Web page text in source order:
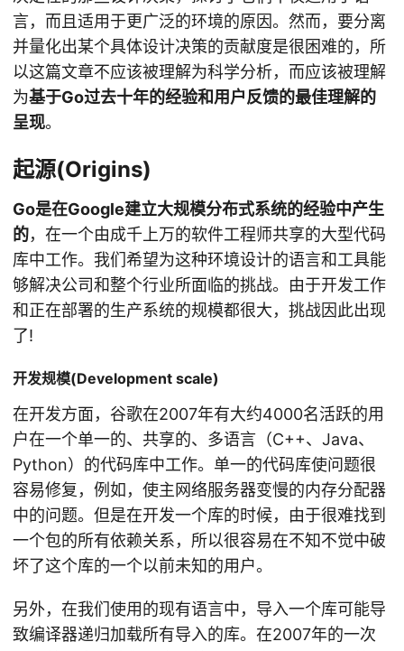
言，而且适用于更广泛的环境的原因。然而，要分离
并量化出某个具体设计决策的贡献度是很困难的，所
以这篇文章不应该被理解为科学分析，而应该被理解
为基于Go过去十年的经验和用户反馈的最佳理解的
呈现。
起源(Origins)
Go是在Google建立大规模分布式系统的经验中产生
的，在一个由成千上万的软件工程师共享的大型代码
库中工作。我们希望为这种环境设计的语言和工具能
够解决公司和整个行业所面临的挑战。由于开发工作
和正在部署的生产系统的规模都很大，挑战因此出现
了!
开发规模(Development scale)
在开发方面，谷歌在2007年有大约4000名活跃的用
户在一个单一的、共享的、多语言（C++、Java、
Python）的代码库中工作。单一的代码库使问题很
容易修复，例如，使主网络服务器变慢的内存分配器
中的问题。但是在开发一个库的时候，由于很难找到
一个包的所有依赖关系，所以很容易在不知不觉中破
坏了这个库的一个以前未知的用户。
另外，在我们使用的现有语言中，导入一个库可能导
致编译器递归加载所有导入的库。在2007年的一次